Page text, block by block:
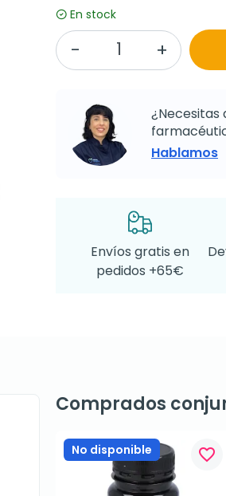
En stock
¿Necesitas
Hablamos
Envíos gratis en
pedidos +65€
Comprados
No disponible favorite_border